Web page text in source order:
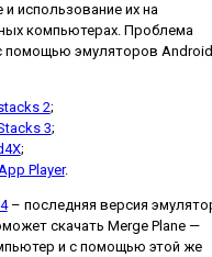
и использование их на
компьютерах. Проблема
помощью эмуляторов Android,
2;
3;
;
Player.
– последняя версия
скачать Merge Plane —
и с помощью этой же